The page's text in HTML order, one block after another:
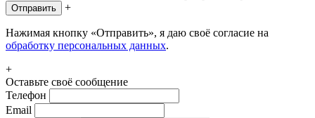
Отправить +
Нажимая кнопку «Отправить», я даю своё согласие на
обработку персональных данных.
+
Оставьте своё сообщение
Телефон
Email